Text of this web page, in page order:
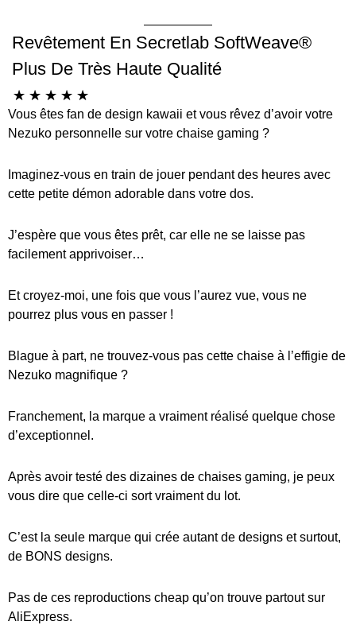
Revêtement En Secretlab SoftWeave®
Plus De Très Haute Qualité
☆ ☆ ☆ ☆ ☆
Vous êtes fan de design kawaii et vous rêvez d’avoir votre
Nezuko personnelle sur votre chaise gaming ?
Imaginez-vous en train de jouer pendant des heures avec
cette petite démon adorable dans votre dos.
J’espère que vous êtes prêt, car elle ne se laisse pas
facilement apprivoiser…
Et croyez-moi, une fois que vous l’aurez vue, vous ne
pourrez plus vous en passer !
Blague à part, ne trouvez-vous pas cette chaise à l’effigie de
Nezuko magnifique ?
Franchement, la marque a vraiment réalisé quelque chose
d’exceptionnel.
Après avoir testé des dizaines de chaises gaming, je peux
vous dire que celle-ci sort vraiment du lot.
C’est la seule marque qui crée autant de designs et surtout,
de BONS designs.
Pas de ces reproductions cheap qu’on trouve partout sur
AliExpress.